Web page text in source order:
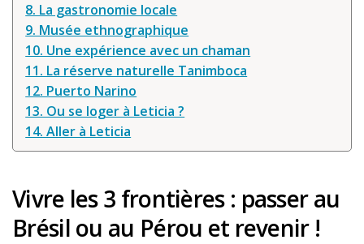
8. La gastronomie locale
9. Musée ethnographique
10. Une expérience avec un chaman
11. La réserve naturelle Tanimboca
12. Puerto Narino
13. Ou se loger à Leticia ?
14. Aller à Leticia
Vivre les 3 frontières : passer au
Brésil ou au Pérou et revenir !